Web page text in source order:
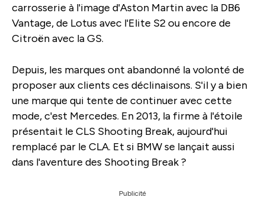
carrosserie à l'image d'Aston Martin avec la DB6
Vantage, de Lotus avec l'Elite S2 ou encore de
Citroën avec la GS.
Depuis, les marques ont abandonné la volonté de
proposer aux clients ces déclinaisons. S'il y a bien
une marque qui tente de continuer avec cette
mode, c'est Mercedes. En 2013, la firme à l'étoile
présentait le CLS Shooting Break, aujourd'hui
remplacé par le CLA. Et si BMW se lançait aussi
dans l'aventure des Shooting Break ?
Publicité